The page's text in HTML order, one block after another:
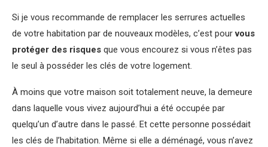
Si je vous recommande de remplacer les serrures actuelles
de votre habitation par de nouveaux modèles, c’est pourvous
protéger des risques que vous encourez si vous n’êtes pas
le seul à posséder les clés de votre logement.
À moins que votre maison soit totalement neuve, la demeure
dans laquelle vous vivez aujourd’hui a été occupée par
quelqu’un d’autre dans le passé. Et cette personne possédait
les clés de l’habitation. Même si elle a déménagé, vous n’avez